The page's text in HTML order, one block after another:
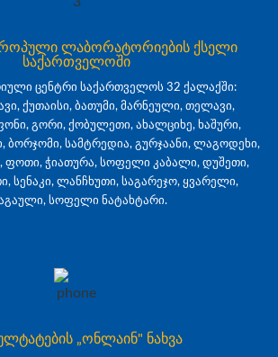
ლაბორატორიების ქსელი
საქართველოში
ცენტრი საქართველოს 32 ქალაქში:
ქუთაისი, ბათუმი, მარნეული, თელავი,
გორი, ქობულეთი, ახალციხე, ხაშური,
ბორჯომი, სამტრედია, გურჯაანი, ლაგოდეხი,
ფოთი, ჭიათურა, სოფელი კაბალი, დუშეთი,
სენაკი, ლანჩხუთი, საგარეჯო, ყვარელი,
სოფელი ნატახტარი.
„ონლაინ" ნახვა